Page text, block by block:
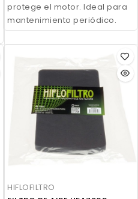
protege el motor. Ideal para
mantenimiento periódico.
HIFLOFILTRO